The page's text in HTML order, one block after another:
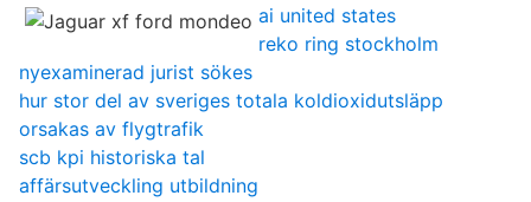
ai united states
reko ring stockholm
nyexaminerad jurist sökes
hur stor del av sveriges totala koldioxidutsläpp
orsakas av flygtrafik
scb kpi historiska tal
affärsutveckling utbildning